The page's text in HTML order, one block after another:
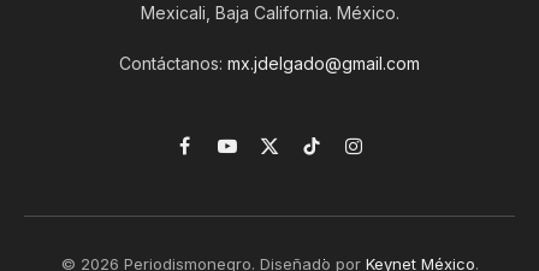
Mexicali, Baja California. México.
Contáctanos: mx.jdelgado@gmail.com
Facebook
YouTube
X
TikTokInstagram
© 2026 Periodismonegro. Diseñado por Keynet México.